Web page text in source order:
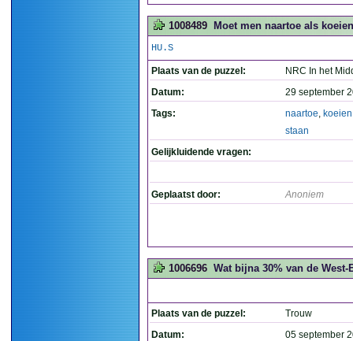
1008489 Moet men naartoe als
HU.S
Plaats van de puzzel:
NRC In het
Datum:
29 september
Tags:
naartoe, koeien
staan
Gelijkluidende vragen:
Geplaatst door: Anoniem
1006696 Wat bijna 30% van de
Plaats van de puzzel:
Trouw
Datum:
05 september